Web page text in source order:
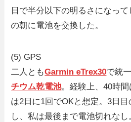
日で半分以下の明るさになっ
の朝に電池を交換した。
(5) GPS
二人ともGarmin eTrex30で統
チウム乾電池。経験上、40時
は2日に1回でOKと想定。3日
し、私は最後まで電池切れな